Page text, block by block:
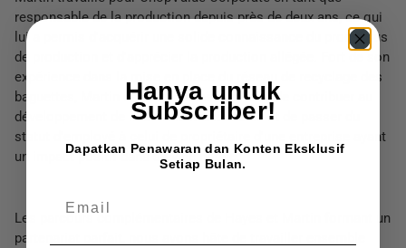
responsable de la production depuis près de deux ans, ce qui
lui a permis d'acquérir une solide connaissance du processus
de production et d'apprécier la production allégée. Fort de son
expérience dans la mise en place du réseau de recyclage des
baguettes, Martin est enthousiaste à l'idée de contribuer au
développement de la communauté locale et de passer du
statut d'employé à celui de propriétaire d'une entreprise ayant
un impact positif dans sa ville natale.
Les parcours complémentaires de Hayes et Martin formant un
partenariat parfait, nous avons hâte de travailler ensemble
Hanya untuk
Subscriber!
Dapatkan Penawaran dan Konten Eksklusif
Setiap Bulan.